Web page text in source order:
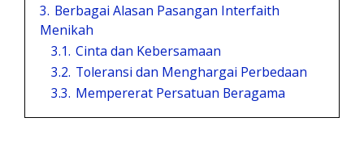
3. Berbagai Alasan Pasangan Interfaith
Menikah
3.1. Cinta dan Kebersamaan
3.2. Toleransi dan Menghargai Perbedaan
3.3. Mempererat Persatuan Beragama